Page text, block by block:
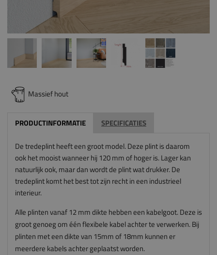
Massief hout
PRODUCTINFORMATIE SPECIFICATIES
De tredeplint heeft een groot model. Deze plint is daarom
ook het mooist wanneer hij 120 mm of hoger is. Lager kan
natuurlijk ook, maar dan wordt de plint wat drukker. De
tredeplint komt het best tot zijn recht in een industrieel
interieur.
Alle plinten vanaf 12 mm dikte hebben een kabelgoot. Deze is
groot genoeg om één flexibele kabel achter te verwerken. Bij
plinten met een dikte van 15mm of 18mm kunnen er
meerdere kabels achter geplaatst worden.